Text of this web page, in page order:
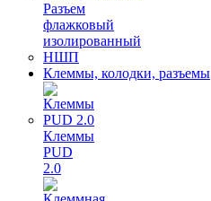
Разъем
флажковый
изолированный
НШП
Клеммы, колодки, разъемы
Клеммы
PUD
2.0